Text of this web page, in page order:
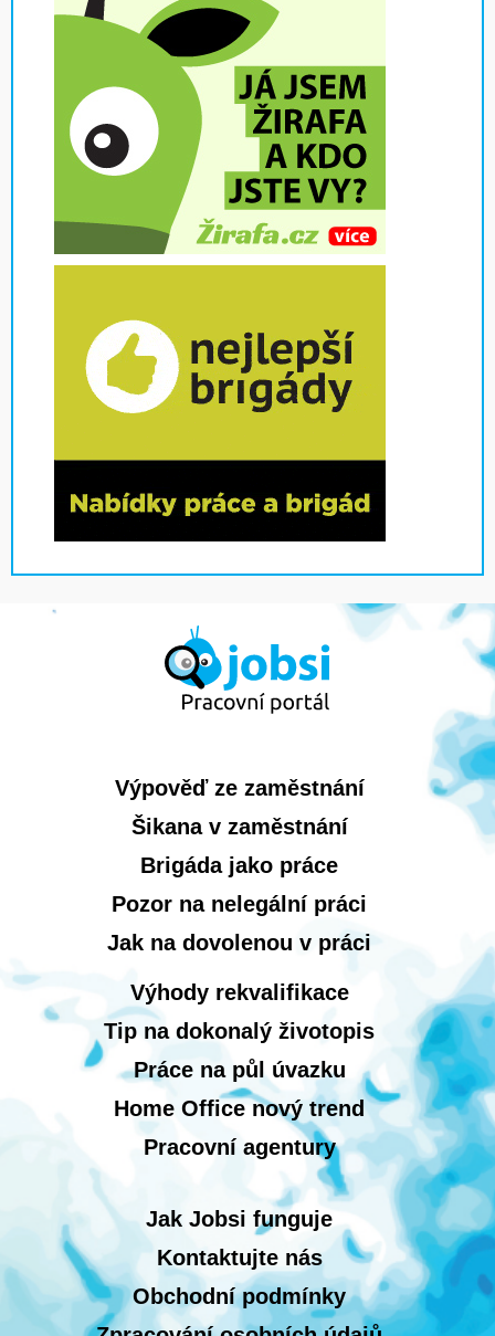
Výpověď ze zaměstnání
Šikana v zaměstnání
Brigáda jako práce
Pozor na nelegální práci
Jak na dovolenou v práci
Výhody rekvalifikace
Tip na dokonalý životopis
Práce na půl úvazku
Home Office nový trend
Pracovní agentury
Jak Jobsi funguje
Kontaktujte nás
Obchodní podmínky